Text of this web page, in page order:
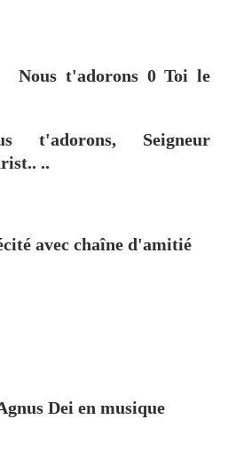
Nous t'adorons 0 Toi le
t'adorons, Seigneur
..
avec chaîne d'amitié
Dei en musique